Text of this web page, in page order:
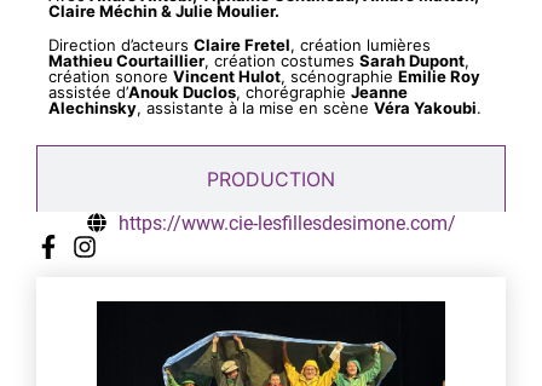
PRODUCTION
Claire Méchin & Julie Moulier.
Direction d’acteurs Claire Fretel, création lumières
Mathieu Courtaillier, création costumes Sarah Dupont,
création sonore Vincent Hulot, scénographie Emilie Roy
assistée d’Anouk Duclos, chorégraphie Jeanne
Alechinsky, assistante à la mise en scène Véra Yakoubi.
https://www.cie-lesfillesdesimone.com/